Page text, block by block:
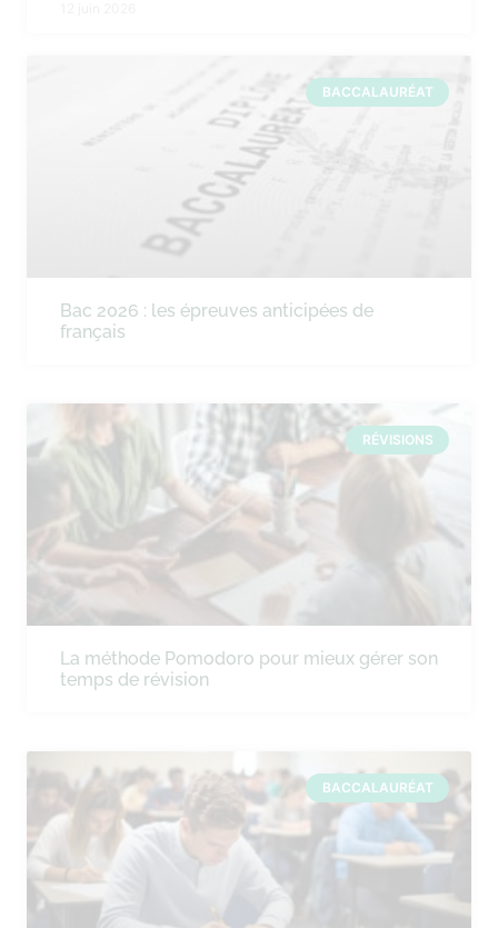
BACCALAURÉAT
Bac 2026 : les épreuves anticipées de
français
RÉVISIONS
La méthode Pomodoro pour mieux gérer son
temps de révision
BACCALAURÉAT